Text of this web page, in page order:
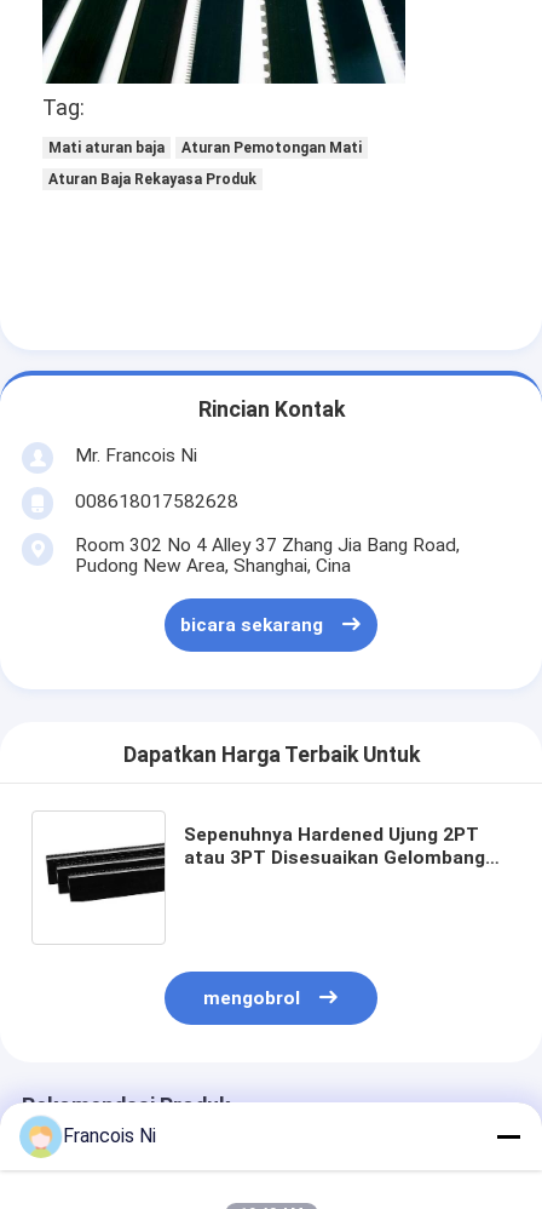
Produk
Tentang kami
Memotong baja aturan
Die Cutting Consumables
Buku membuat mesin
Mesin Kemasan otomatis
Otomatis Mesin Percetakan
Posting Tekan Peralatan
Perlengkapan lainnya
Tag:
Mati aturan baja
Aturan Pemotongan Mati
Aturan Baja Rekayasa Produk
Rincian Kontak
Mr. Francois Ni
008618017582628
Room 302 No 4 Alley 37 Zhang Jia Bang Road,
Pudong New Area, Shanghai, Cina
bicara sekarang
Dapatkan Harga Terbaik Untuk
Sepenuhnya Hardened Ujung 2PT
atau 3PT Disesuaikan Gelombang
mengobrol
Rekomendasi Produk
Francois Ni